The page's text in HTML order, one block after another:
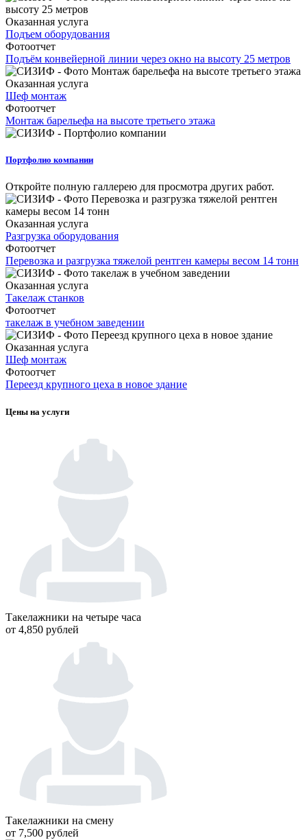
Оказанная услуга
Подъем оборудования
Фотоотчет
Подъём конвейерной линии через окно на высоту 25 метров
Оказанная услуга
Шеф монтаж
Фотоотчет
Монтаж барельефа на высоте третьего этажа
Портфолио компании
Откройте полную галлерею для просмотра других работ.
Оказанная услуга
Разгрузка оборудования
Фотоотчет
Перевозка и разгрузка тяжелой рентген камеры весом 14 тонн
Оказанная услуга
Такелаж станков
Фотоотчет
такелаж в учебном заведении
Оказанная услуга
Шеф монтаж
Фотоотчет
Переезд крупного цеха в новое здание
Цены на услуги
Такелажники на четыре часа
от 4,850 рублей
Такелажники на смену
от 7,500 рублей